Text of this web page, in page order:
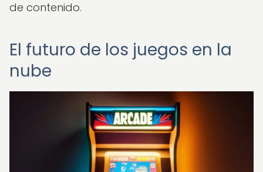
de contenido.
El futuro de los juegos en la
nube